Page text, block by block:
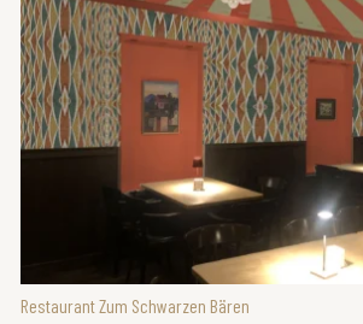
Restaurant Zum Schwarzen Bären